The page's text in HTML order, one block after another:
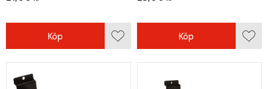
Lägg till i favoriter
Köp Köp